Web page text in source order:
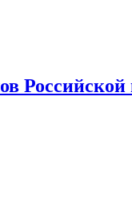
Российской